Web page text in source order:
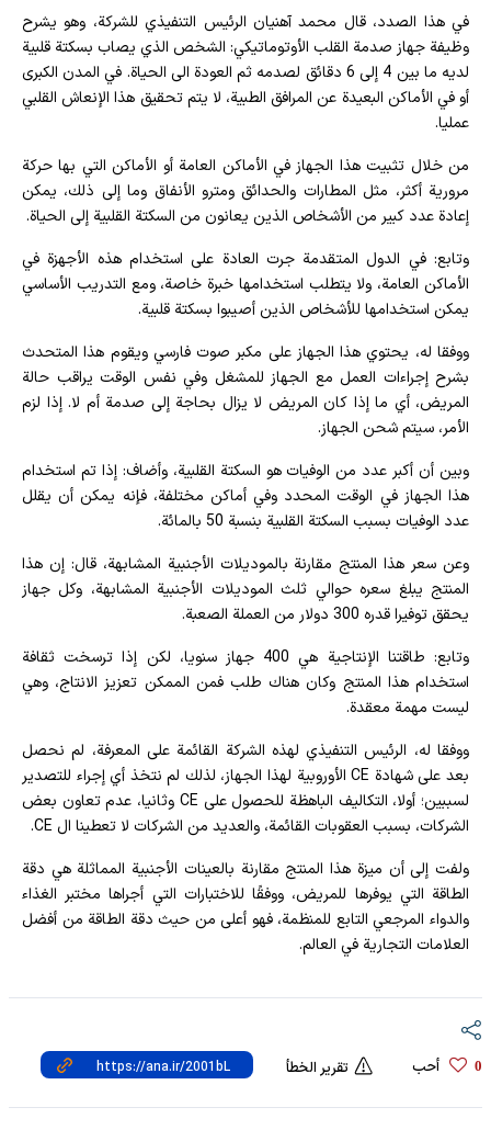
في هذا الصدد، قال محمد آهنيان الرئيس التنفيذي للشركة، وهو يشرح
وظيفة جهاز صدمة القلب الأوتوماتيكي: الشخص الذي يصاب بسكتة قلبية
لديه ما بين 4 إلى 6 دقائق لصدمه ثم العودة الى الحياة. في المدن الكبرى
أو في الأماكن البعيدة عن المرافق الطبية، لا يتم تحقيق هذا الإنعاش القلبي
عمليا.
من خلال تثبيت هذا الجهاز في الأماكن العامة أو الأماكن التي بها حركة
مرورية أكثر، مثل المطارات والحدائق ومترو الأنفاق وما إلى ذلك، يمكن
إعادة عدد كبير من الأشخاص الذين يعانون من السكتة القلبية إلى الحياة.
وتابع: في الدول المتقدمة جرت العادة على استخدام هذه الأجهزة في
الأماكن العامة، ولا يتطلب استخدامها خبرة خاصة، ومع التدريب الأساسي
يمكن استخدامها للأشخاص الذين أصيبوا بسكتة قلبية.
ووفقا له، يحتوي هذا الجهاز على مكبر صوت فارسي ويقوم هذا المتحدث
بشرح إجراءات العمل مع الجهاز للمشغل وفي نفس الوقت يراقب حالة
المريض، أي ما إذا كان المريض لا يزال بحاجة إلى صدمة أم لا. إذا لزم
الأمر، سيتم شحن الجهاز.
وبين أن أكبر عدد من الوفيات هو السكتة القلبية، وأضاف: إذا تم استخدام
هذا الجهاز في الوقت المحدد وفي أماكن مختلفة، فإنه يمكن أن يقلل
عدد الوفيات بسبب السكتة القلبية بنسبة 50 بالمائة.
وعن سعر هذا المنتج مقارنة بالموديلات الأجنبية المشابهة، قال: إن هذا
المنتج يبلغ سعره حوالي ثلث الموديلات الأجنبية المشابهة، وكل جهاز
يحقق توفيرا قدره 300 دولار من العملة الصعبة.
وتابع: طاقتنا الإنتاجية هي 400 جهاز سنويا، لكن إذا ترسخت ثقافة
استخدام هذا المنتج وكان هناك طلب فمن الممكن تعزيز الانتاج، وهي
ليست مهمة معقدة.
ووفقا له، الرئيس التنفيذي لهذه الشركة القائمة على المعرفة، لم نحصل
بعد على شهادة CE الأوروبية لهذا الجهاز، لذلك لم نتخذ أي إجراء للتصدير
لسببين؛ أولا، التكاليف الباهظة للحصول على CE وثانيا، عدم تعاون بعض
الشركات، بسبب العقوبات القائمة، والعديد من الشركات لا تعطينا ال CE.
ولفت إلى أن ميزة هذا المنتج مقارنة بالعينات الأجنبية المماثلة هي دقة
الطاقة التي يوفرها للمريض، ووفقًا للاختبارات التي أجراها مختبر الغذاء
والدواء المرجعي التابع للمنظمة، فهو أعلى من حيث دقة الطاقة من أفضل
العلامات التجارية في العالم.
0 أحب تقرير الخطأ